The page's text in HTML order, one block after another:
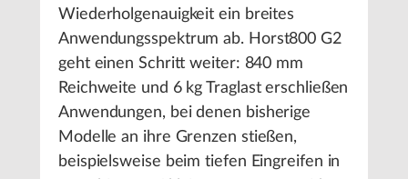
Wiederholgenauigkeit ein breites
Anwendungsspektrum ab. Horst800 G2
geht einen Schritt weiter: 840 mm
Reichweite und 6 kg Traglast erschließen
Anwendungen, bei denen bisherige
Modelle an ihre Grenzen stießen,
beispielsweise beim tiefen Eingreifen in